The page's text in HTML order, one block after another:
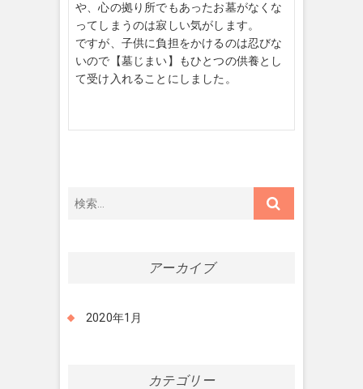
や、心の拠り所でもあったお墓がなくな
ってしまうのは寂しい気がします。
ですが、子供に負担をかけるのは忍びな
いので【墓じまい】もひとつの供養とし
て受け入れることにしました。
アーカイブ
2020年1月
カテゴリー